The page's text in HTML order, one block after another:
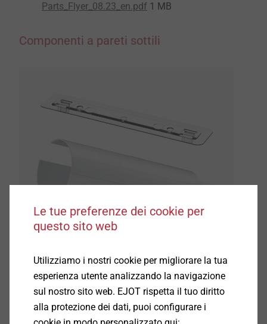
Parts_Flyer_08.23_en.pdf 1 MB
Componenti a pareti sottili
Esperienza pluriennale e macchinari all'avanguardia
costituiscono la base per un affidale sviluppo e
produzione dei componenti conformati alla singola
Le tue preferenze dei cookie per
questo sito web
Utilizziamo i nostri cookie per migliorare la tua
esperienza utente analizzando la navigazione
sul nostro sito web. EJOT rispetta il tuo diritto
alla protezione dei dati, puoi configurare i